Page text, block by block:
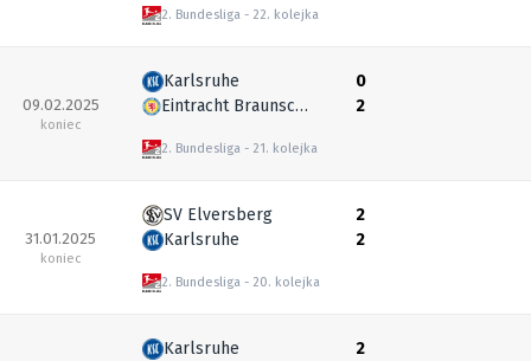
2. Bundesliga 22. kolejka
09.02.2025
koniec
Karlsruhe
Eintracht Braunschweig
2. Bundesliga 21. kolejka
0
2
31.01.2025
koniec
SV Elversberg
Karlsruhe
2. Bundesliga 20. kolejka
2
2
Karlsruhe
2